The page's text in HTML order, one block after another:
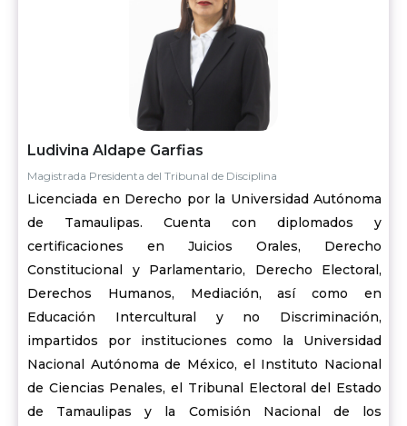
Ludivina Aldape Garfias
Magistrada Presidenta del Tribunal de Disciplina
Licenciada en Derecho por la Universidad Autónoma
de Tamaulipas. Cuenta con diplomados y
certificaciones en Juicios Orales, Derecho
Constitucional y Parlamentario, Derecho Electoral,
Derechos Humanos, Mediación, así como en
Educación Intercultural y no Discriminación,
impartidos por instituciones como la Universidad
Nacional Autónoma de México, el Instituto Nacional
de Ciencias Penales, el Tribunal Electoral del Estado
de Tamaulipas y la Comisión Nacional de los